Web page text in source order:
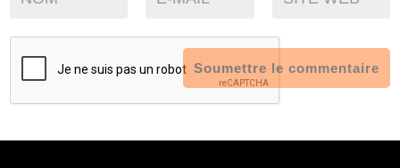
Soumettre le commentaire